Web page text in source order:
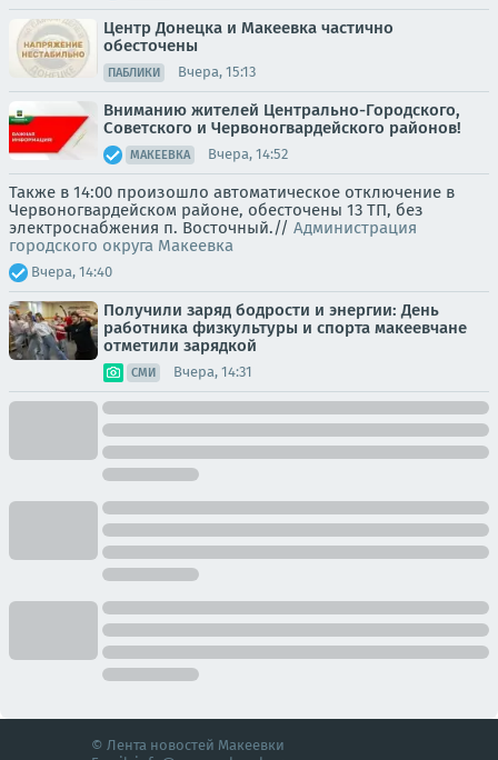
Центр Донецка и Макеевка частично
обесточены
ПАБЛИКИ Вчера, 15:13
Вниманию жителей Центрально-Городского,
Советского и Червоногвардейского районов!
МАКЕЕВКА Вчера, 14:52
Также в 14:00 произошло автоматическое отключение в
Червоногвардейском районе, обесточены 13 ТП, без
электроснабжения п. Восточный.// Администрация
городского округа Макеевка
Вчера, 14:40
Получили заряд бодрости и энергии: День
работника физкультуры и спорта макеевчане
отметили зарядкой
СМИ Вчера, 14:31
© Лента новостей Макеевки